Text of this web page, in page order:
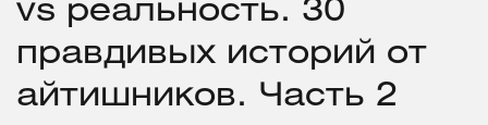
vs реальность. 30
правдивых историй от
айтишников. Часть 2